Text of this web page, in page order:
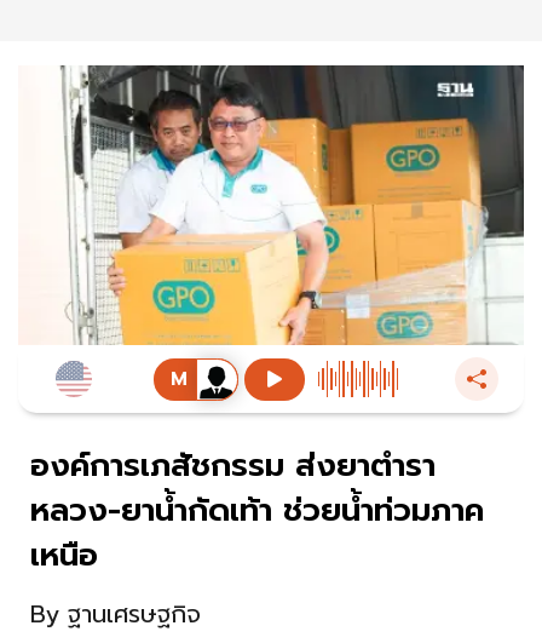
องค์การเภสัชกรรม ส่งยาตำรา
หลวง-ยาน้ำกัดเท้า ช่วยน้ำท่วมภาค
เหนือ
By ฐานเศรษฐกิจ